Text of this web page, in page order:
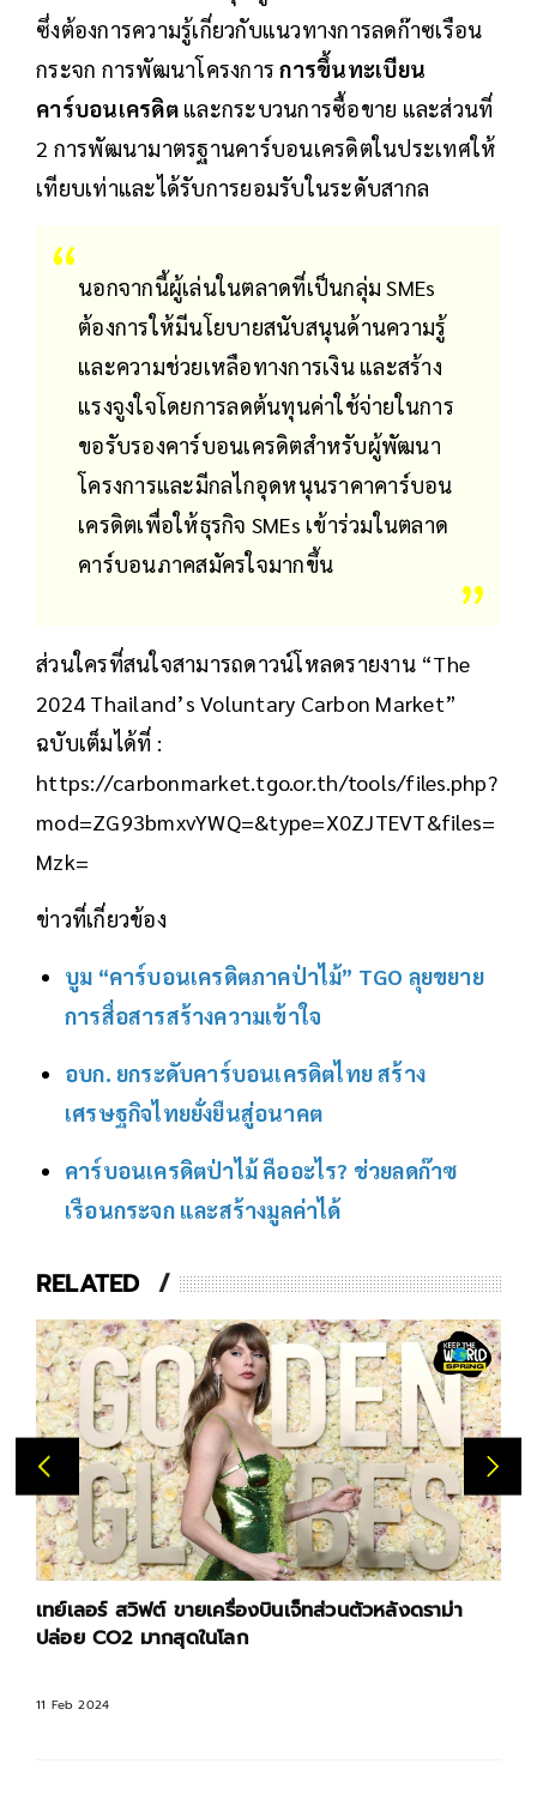
ซึ่งต้องการความรู้เกี่ยวกับแนวทางการลดก๊าซเรือน
กระจก การพัฒนาโครงการการขึ้นทะเบียน
คาร์บอนเครดิต และกระบวนการซื้อขาย และส่วนที่
2 การพัฒนามาตรฐานคาร์บอนเครดิตในประเทศให้
เทียบเท่าและได้รับการยอมรับในระดับสากล
นอกจากนี้ผู้เล่นในตลาดที่เป็นกลุ่ม SMEs
ต้องการให้มีนโยบายสนับสนุนด้านความรู้
และความช่วยเหลือทางการเงิน และสร้าง
แรงจูงใจโดยการลดต้นทุนค่าใช้จ่ายในการ
ขอรับรองคาร์บอนเครดิตสำหรับผู้พัฒนา
โครงการและมีกลไกอุดหนุนราคาคาร์บอน
เครดิตเพื่อให้ธุรกิจ SMEs เข้าร่วมในตลาด
คาร์บอนภาคสมัครใจมากขึ้น
ส่วนใครที่สนใจสามารถดาวน์โหลดรายงาน “The
2024 Thailand’s Voluntary Carbon Market”
ฉบับเต็มได้ที่ :
https://carbonmarket.tgo.or.th/tools/files.php?
mod=ZG93bmxvYWQ=&type=X0ZJTEVT&files=
Mzk=
ข่าวที่เกี่ยวข้อง
บูม “คาร์บอนเครดิตภาคป่าไม้” TGO ลุยขยาย
การสื่อสารสร้างความเข้าใจ
อบก. ยกระดับคาร์บอนเครดิตไทย สร้าง
เศรษฐกิจไทยยั่งยืนสู่อนาคต
คาร์บอนเครดิตป่าไม้ คืออะไร? ช่วยลดก๊าซ
เรือนกระจก และสร้างมูลค่าได้
RELATED
เทย์เลอร์ สวิฟต์ ขายเครื่องบินเจ็ทส่วนตัวหลังดราม่า
ปล่อย CO2 มากสุดในโลก
11 Feb 2024